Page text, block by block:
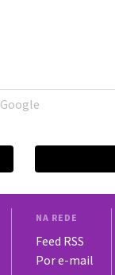
Google
NA REDE
Feed RSS
Por e-mail